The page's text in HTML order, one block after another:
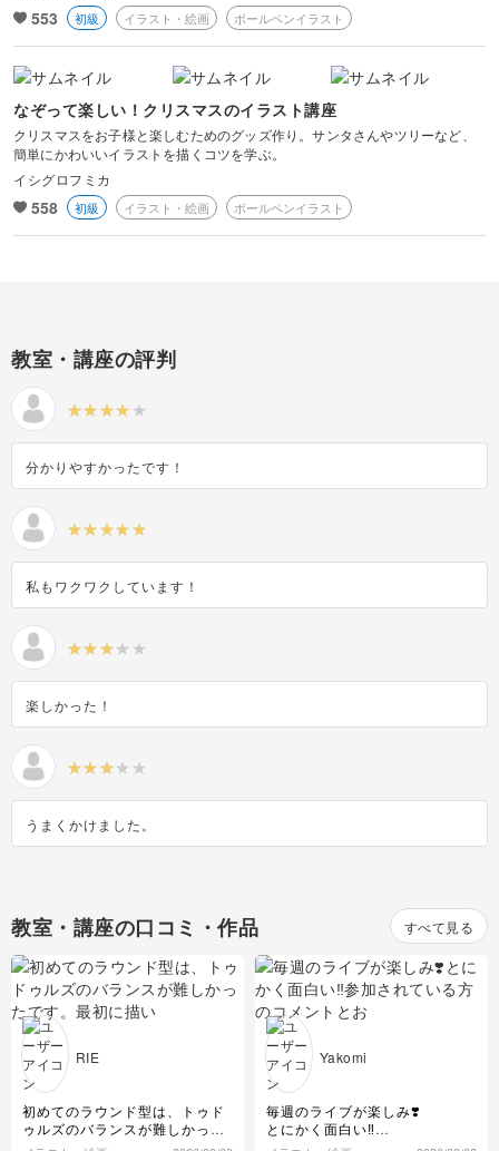
553 初級 イラスト・絵画 ボールペンイラスト
なぞって楽しい！クリスマスのイラスト講座
クリスマスをお子様と楽しむためのグッズ作り。サンタさんやツリーなど、
簡単にかわいいイラストを描くコツを学ぶ。
イシグロフミカ
558 初級 イラスト・絵画 ボールペンイラスト
教室・講座の評判
分かりやすかったです！
私もワクワクしています！
楽しかった！
うまくかけました。
教室・講座の口コミ・作品 すべて見る
RIE
初めてのラウンド型は、トゥド
ゥルズのバランスが難しかった
です。最初に描いた左側より
Yakomi
毎週のライブが楽しみ❣️
とにかく面白い‼️
参加されている方のコメントと